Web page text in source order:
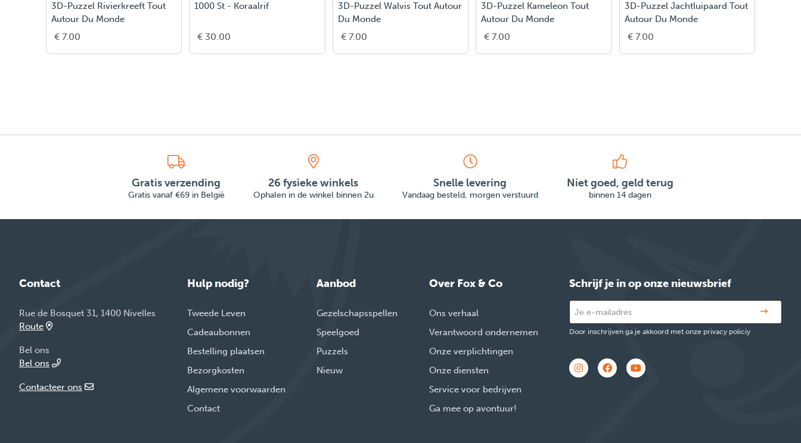
3D-Puzzel Rivierkreeft Tout
Autour Du Monde
€ 7.00
1000 St - Koraalrif
€ 30.00
3D-Puzzel Walvis Tout Autour
Du Monde
€ 7.00
3D-Puzzel Kameleon Tout
Autour Du Monde
€ 7.00
3D-Puzzel Jachtluipaard Tout
Autour Du Monde
€ 7.00
Gratis verzending
Gratis vanaf €69 in België
26 fysieke winkels
Ophalen in de winkel binnen 2u
Snelle levering
Vandaag besteld, morgen verstuurd
Niet goed, geld terug
binnen 14 dagen
Contact
Rue de Bosquet 31, 1400 Nivelles
Route
Bel ons
Bel ons
Contacteer ons
Hulp nodig?
Tweede Leven
Cadeaubonnen
Bestelling plaatsen
Bezorgkosten
Algemene voorwaarden
Contact
Aanbod
Gezelschapsspellen
Speelgoed
Puzzels
Nieuw
Over Fox & Co
Ons verhaal
Verantwoord ondernemen
Onze verplichtingen
Onze diensten
Service voor bedrijven
Ga mee op avontuur!
Schrijf je in op onze nieuwsbrief
Door inschrijven ga je akkoord met onze privacy policiy